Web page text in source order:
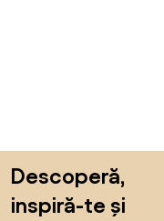
Descoperă,
inspiră-te și